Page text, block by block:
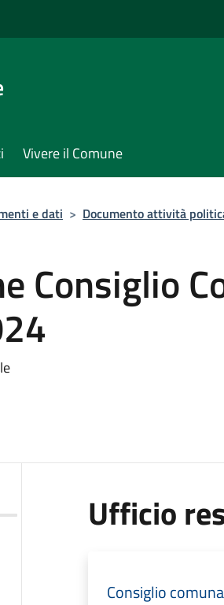
Vivere il Comune
e dati > Documento attività
Consiglio
Ufficio
Consiglio